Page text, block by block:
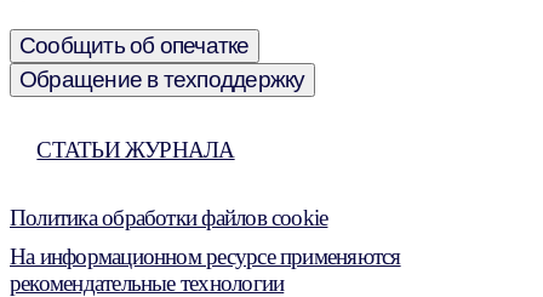
Сообщить об опечатке
Обращение в техподдержку
СТАТЬИ ЖУРНАЛА
Политика обработки файлов cookie
На информационном ресурсе применяются
рекомендательные технологии